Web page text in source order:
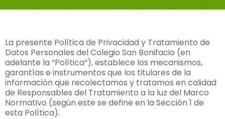
La presente Política de Privacidad y Tratamiento de
Datos Personales del Colegio San Bonifacio (en
adelante la “Política“), establece los mecanismos,
garantías e instrumentos que los titulares de la
información que recolectamos y tratamos en calidad
de Responsables del Tratamiento a la luz del Marco
Normativo (según este se define en la Sección 1 de
esta Política).